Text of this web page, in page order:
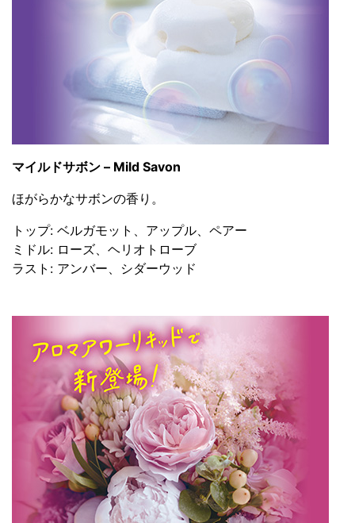
マイルドサボン – Mild Savon
ほがらかなサボンの香り。
トップ: ベルガモット、アップル、ペアー
ミドル: ローズ、ヘリオトローブ
ラスト: アンバー、シダーウッド